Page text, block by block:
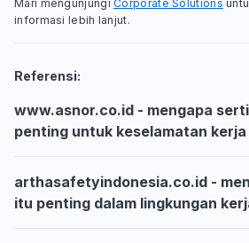
Mari mengunjungiCorporate Solutions
informasi lebih lanjut.
Referensi:
www.asnor.co.id - mengapa
penting untuk keselamatan kerja
arthasafetyindonesia.co.id -
itu penting dalam lingkungan